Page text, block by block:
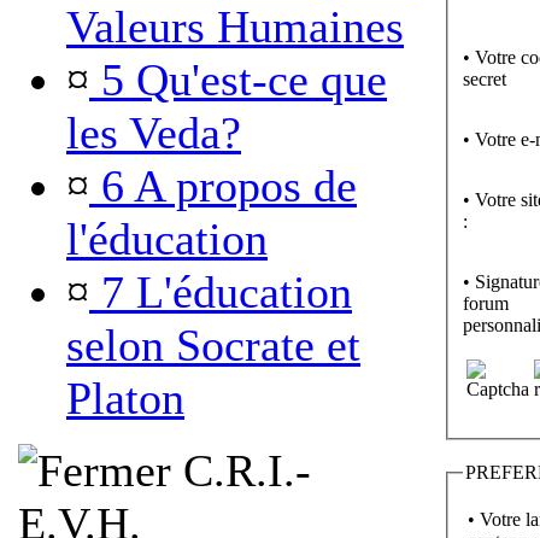
Valeurs Humaines
¤ 5 Qu'est-ce que
les Veda?
¤ 6 A propos de
l'éducation
¤ 7 L'éducation
selon Socrate et
Platon
C.R.I.-
E.V.H.
• Votre
secret
• Votre
• Votre
:
•
forum
• Votre